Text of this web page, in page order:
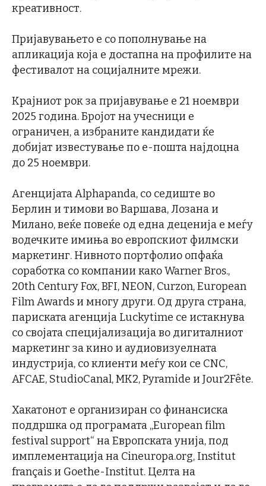
креативност.
Пријавувањето е со пополнување на
апликација која е достапна на профилите на
фестивалот на социјалните мрежи.
Крајниот рок за пријавување е 21 ноември
2025 година. Бројот на учесници е
ограничен, а избраните кандидати ќе
добијат известување по е-пошта најдоцна
до 25 ноември.
Агенцијата Alphapanda, со седиште во
Берлин и тимови во Варшава, Лозана и
Милано, веќе повеќе од една деценија е меѓу
водечките имиња во европскиот филмски
маркетинг. Нивното портфолио опфаќа
соработка со компании како Warner Bros.,
20th Century Fox, BFI, NEON, Curzon, European
Film Awards и многу други. Од друга страна,
париската агенција Luckytime се истакнува
со својата специјализација во дигиталниот
маркетинг за кино и аудиовизуелната
индустрија, со клиенти меѓу кои се CNC,
AFCAE, StudioCanal, MK2, Pyramide и Jour2Fête.
Хакатонот е организиран со финансиска
поддршка од програмата „European film
festival support“ на Европската унија, под
имплементација на Cineuropa.org, Institut
français и Goethe-Institut. Целта на